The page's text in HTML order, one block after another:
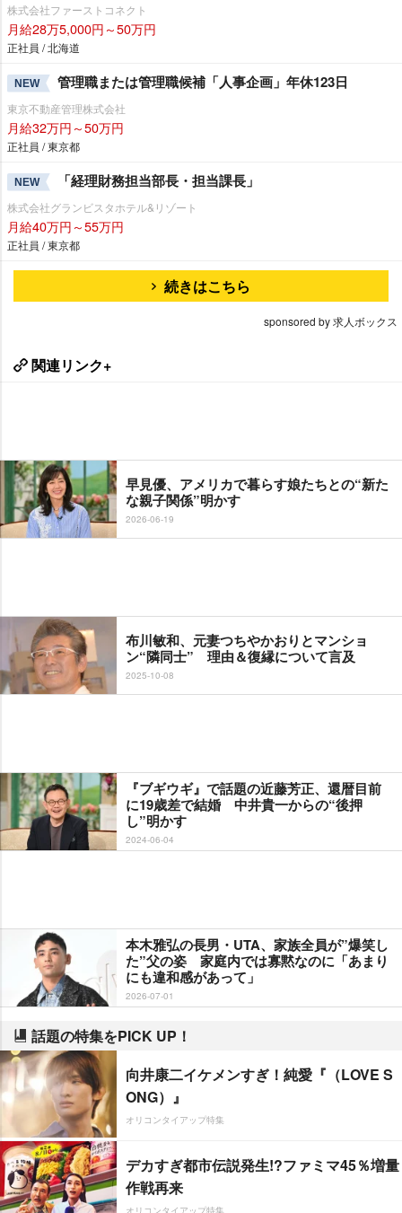
株式会社ファーストコネクト
月給28万5,000円～50万円
正社員 / 北海道
NEW 管理職または管理職候補「人事企画」年休123日
東京不動産管理株式会社
月給32万円～50万円
正社員 / 東京都
NEW 「経理財務担当部長・担当課長」
株式会社グランビスタホテル&リゾート
月給40万円～55万円
正社員 / 東京都
続きはこちら
sponsored by 求人ボックス
関連リンク+
早見優、アメリカで暮らす娘たちとの“新た
な親子関係”明かす
2026-06-19
布川敏和、元妻つちやかおりとマンショ
ン“隣同士” 理由＆復縁について言及
2025-10-08
『ブギウギ』で話題の近藤芳正、還暦目前
に19歳差で結婚 中井貴一からの“後押
し”明かす
2024-06-04
本木雅弘の長男・UTA、家族全員が”爆笑し
た”父の姿 家庭内では寡黙なのに「あまり
にも違和感があって」
2026-07-01
話題の特集をPICK UP！
向井康二イケメンすぎ！純愛『（LOVE S
ONG）』
オリコンタイアップ特集
デカすぎ都市伝説発生!?ファミマ45％増量
作戦再来
オリコンタイアップ特集